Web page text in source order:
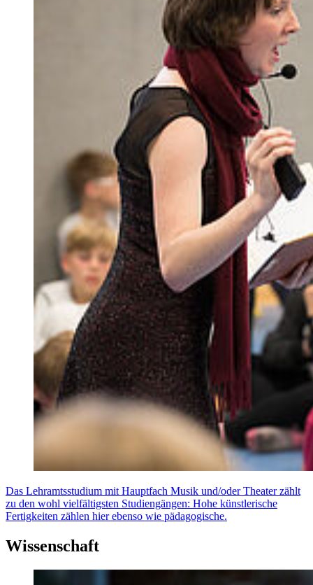
Das Lehramtsstudium mit Hauptfach Musik und/oder Theater zählt
zu den wohl vielfältigsten Studiengängen: Hohe künstlerische
Fertigkeiten zählen hier ebenso wie pädagogische.
Wissenschaft